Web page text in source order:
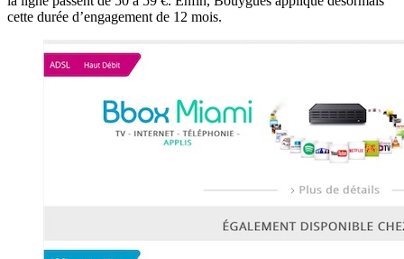
cette durée d’engagement de 12 mois.